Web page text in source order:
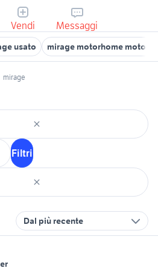
Vendi Messaggi
usato mirage motorhome motori
mirage
Filtri
Dal più recente